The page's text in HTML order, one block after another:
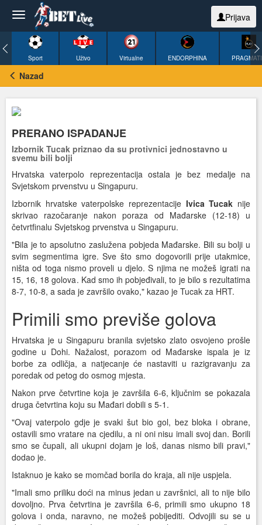
Prijava
Sport Uživo Virtualne ENDORPHINA
Nazad
PRERANO ISPADANJE
Izbornik Tucak priznao da su protivnici jednostavno u
svemu bili bolji
Hrvatska vaterpolo reprezentacija ostala je bez medalje na
Svjetskom prvenstvu u Singapuru.
Izbornik hrvatske vaterpolske reprezentacije Ivica Tucak nije
skrivao razočaranje nakon poraza od Mađarske (12-18) u
četvrtfinalu Svjetskog prvenstva u Singapuru.
"Bila je to apsolutno zaslužena pobjeda Mađarske. Bili su bolji u
svim segmentima igre. Sve što smo dogovorili prije utakmice,
ništa od toga nismo proveli u djelo. S njima ne možeš igrati na
15, 16, 18 golova. Kad smo ih pobjeđivali, to je bilo s rezultatima
8-7, 10-8, a sada je završilo ovako," kazao je Tucak za HRT.
Primili smo previše golova
Hrvatska je u Singapuru branila svjetsko zlato osvojeno prošle
godine u Dohi. Nažalost, porazom od Mađarske ispala je iz
borbe za odličja, a natjecanje će nastaviti u razigravanju za
poredak od petog do osmog mjesta.
Nakon prve četvrtine koja je završila 6-6, ključnim se pokazala
druga četvrtina koju su Mađari dobili s 5-1.
"Ovaj vaterpolo gdje je svaki šut bio gol, bez bloka i obrane,
ostavili smo vratare na cjedilu, a ni oni nisu imali svoj dan. Borili
smo se čupali, ali ukupni dojam je loš, danas nismo bili pravi,"
dodao je.
Istaknuo je kako se momčad borila do kraja, ali nije uspjela.
"Imali smo priliku doći na minus jedan u završnici, ali to nije bilo
dovoljno. Prva četvrtina je završila 6-6, primili smo ukupno 18
golova i onda, naravno, ne možeš pobijediti. Odvojili su se u